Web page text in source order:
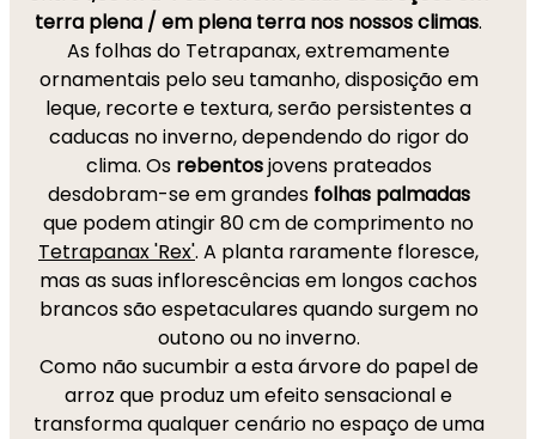
terra plena / em plena terra nos nossos climas.
As folhas do Tetrapanax, extremamente
ornamentais pelo seu tamanho, disposição em
leque, recorte e textura, serão persistentes a
caducas no inverno, dependendo do rigor do
clima. Os rebentosjovens prateados
desdobram-se em grandes folhas palmadas
que podem atingir 80 cm de comprimento no
Tetrapanax 'Rex'. A planta raramente floresce,
mas as suas inflorescências em longos cachos
brancos são espetaculares quando surgem no
outono ou no inverno.
Como não sucumbir a esta árvore do papel de
arroz que produz um efeito sensacional e
transforma qualquer cenário no espaço de uma